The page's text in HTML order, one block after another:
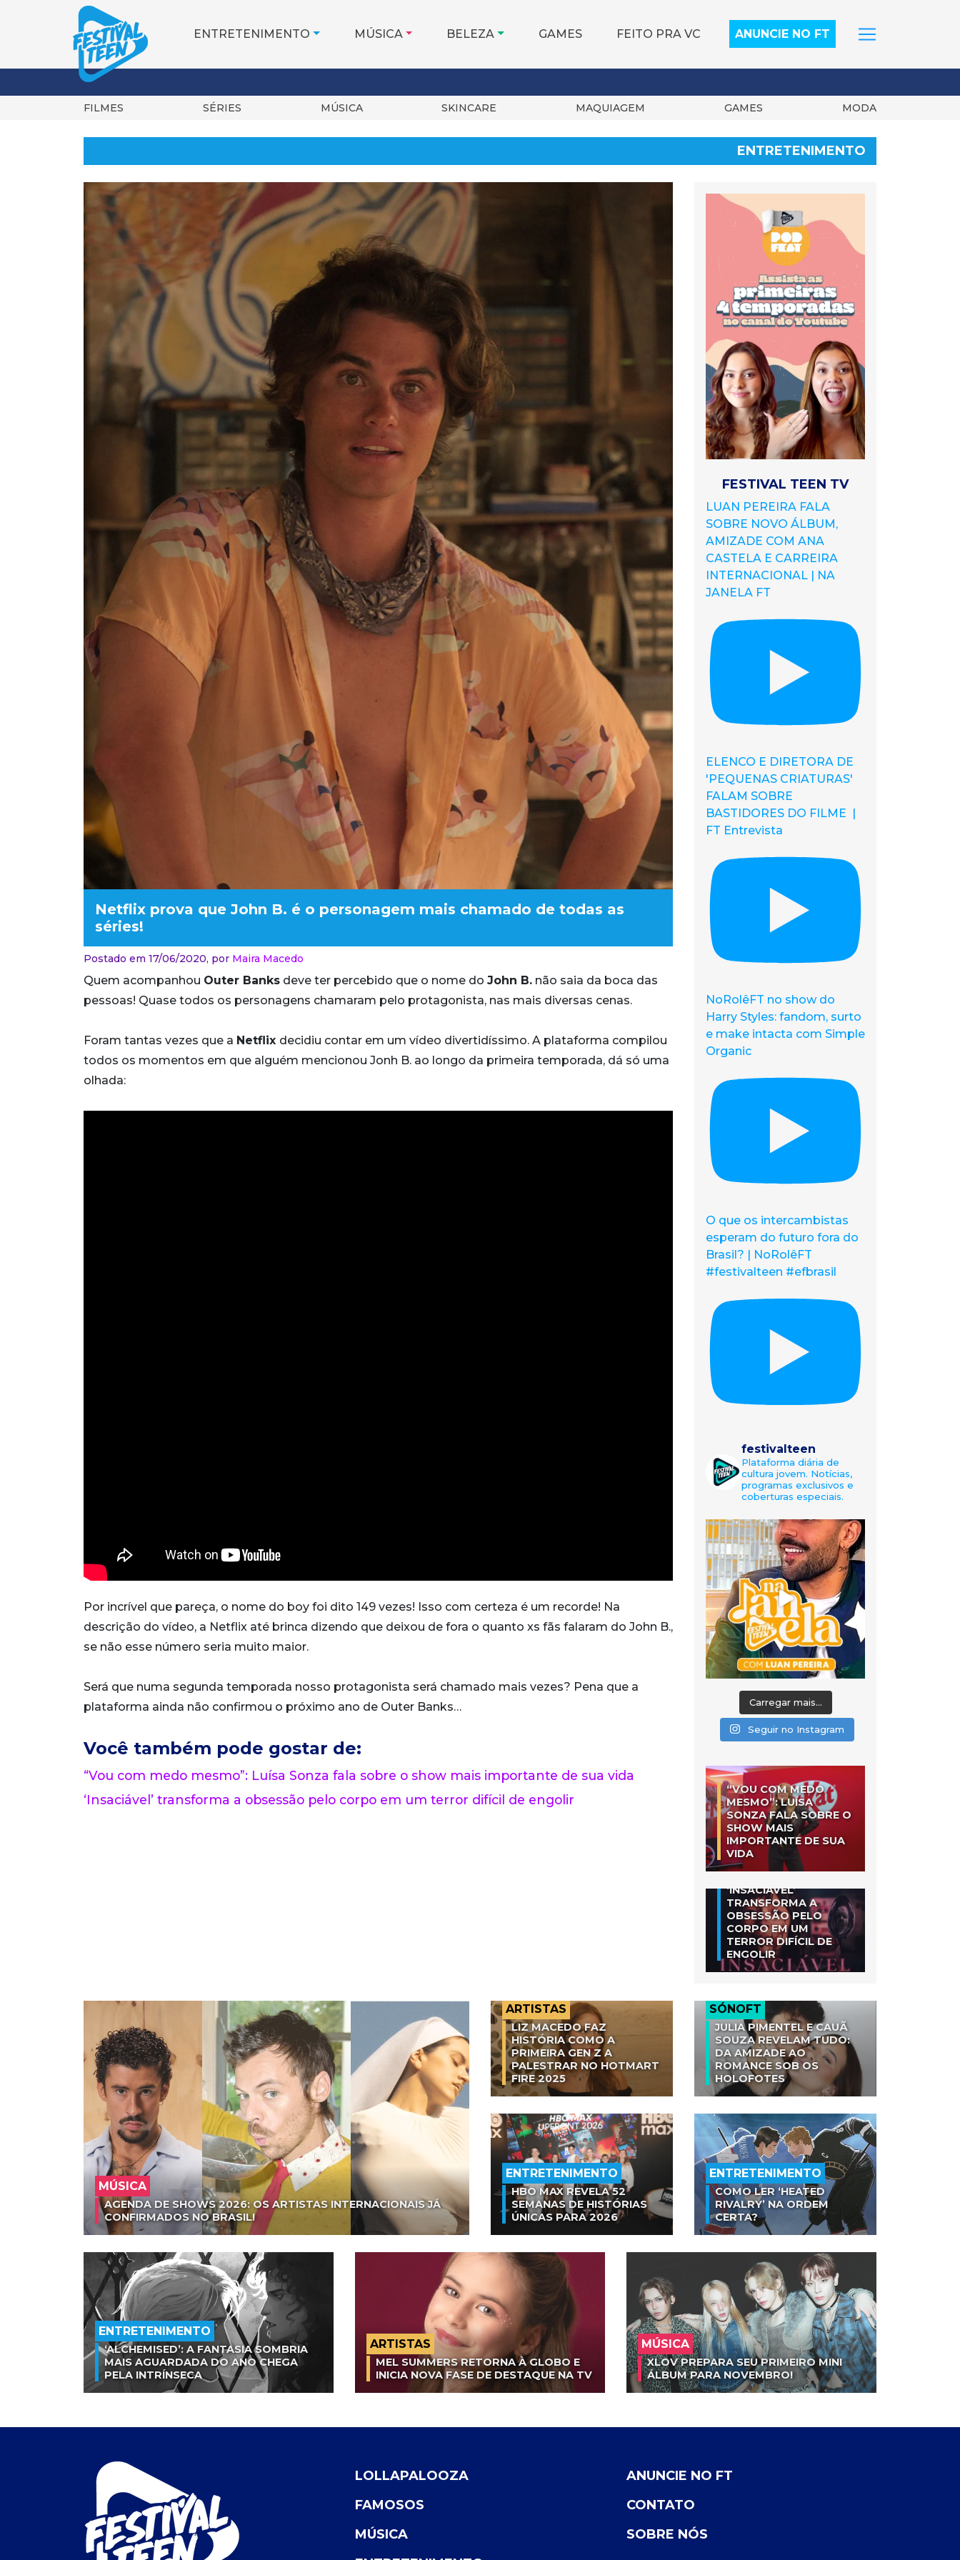
ENTRETENIMENTO MÚSICA BELEZA GAMES FEITO PRA VC ANUNCIE NO FT
FILMES SÉRIES MÚSICA SKINCARE MAQUIAGEM GAMES MODA
ENTRETENIMENTO
Netflix prova que John B. é o personagem mais chamado de todas as
séries!
Postado em 17/06/2020, por Maira Macedo
Quem acompanhou Outer Banks deve ter percebido que o nome do John B. não saia da boca das
pessoas! Quase todos os personagens chamaram pelo protagonista, nas mais diversas cenas.
Foram tantas vezes que a Netflix decidiu contar em um vídeo divertidíssimo. A plataforma compilou
todos os momentos em que alguém mencionou Jonh B. ao longo da primeira temporada, dá só uma
olhada:
Por incrível que pareça, o nome do boy foi dito 149 vezes! Isso com certeza é um recorde! Na
descrição do vídeo, a Netflix até brinca dizendo que deixou de fora o quanto xs fãs falaram do John B.,
se não esse número seria muito maior.
Será que numa segunda temporada nosso protagonista será chamado mais vezes? Pena que a
plataforma ainda não confirmou o próximo ano de Outer Banks…
Você também pode gostar de:
“Vou com medo mesmo”: Luísa Sonza fala sobre o show mais importante de sua vida
‘Insaciável’ transforma a obsessão pelo corpo em um terror difícil de engolir
FESTIVAL TEEN TV
LUAN PEREIRA FALA
SOBRE NOVO ÁLBUM,
AMIZADE COM ANA
CASTELA E CARREIRA
INTERNACIONAL | NA
JANELA FT
ELENCO E DIRETORA DE
'PEQUENAS CRIATURAS'
FALAM SOBRE
BASTIDORES DO FILME |
FT Entrevista
NoRolêFT no show do
Harry Styles: fandom, surto
e make intacta com Simple
Organic
O que os intercambistas
esperam do futuro fora do
Brasil? | NoRolêFT
#festivalteen #efbrasil
festivalteen
Plataforma diária de
cultura jovem. Notícias,
programas exclusivos e
coberturas especiais.
Carregar mais...
Seguir no Instagram
“VOU COM MEDO
MESMO”: LUÍSA
SONZA FALA SOBRE O
SHOW MAIS
IMPORTANTE DE SUA
VIDA
‘INSACIÁVEL’
TRANSFORMA A
OBSESSÃO PELO
CORPO EM UM
TERROR DIFÍCIL DE
ENGOLIR
MÚSICA
AGENDA DE SHOWS 2026: OS ARTISTAS INTERNACIONAIS JÁ
CONFIRMADOS NO BRASIL!
ARTISTAS
LIZ MACEDO FAZ
HISTÓRIA COMO A
PRIMEIRA GEN Z A
PALESTRAR NO HOTMART
FIRE 2025
SÓNOFT
JULIA PIMENTEL E CAUÃ
SOUZA REVELAM TUDO:
DA AMIZADE AO
ROMANCE SOB OS
HOLOFOTES
ENTRETENIMENTO
HBO MAX REVELA 52
SEMANAS DE HISTÓRIAS
ÚNICAS PARA 2026
ENTRETENIMENTO
COMO LER ‘HEATED
RIVALRY’ NA ORDEM
CERTA?
ENTRETENIMENTO
‘ALCHEMISED’: A FANTASIA SOMBRIA
MAIS AGUARDADA DO ANO CHEGA
PELA INTRÍNSECA
ARTISTAS
MEL SUMMERS RETORNA À GLOBO E
INICIA NOVA FASE DE DESTAQUE NA TV
MÚSICA
XLOV PREPARA SEU PRIMEIRO MINI
ÁLBUM PARA NOVEMBRO!
LOLLAPALOOZA
FAMOSOS
MÚSICA
ANUNCIE NO FT
CONTATO
SOBRE NÓS